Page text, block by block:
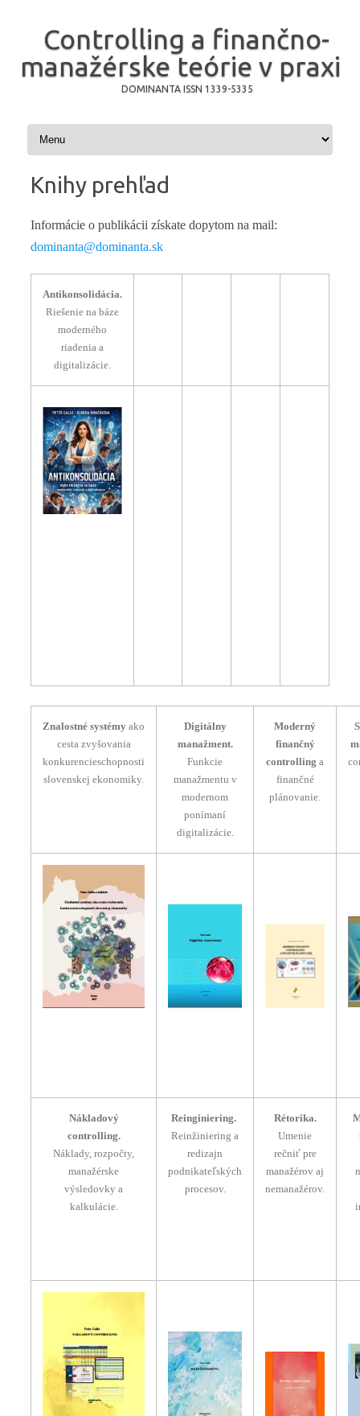
Controlling a finančno-
manažérske teórie v praxi
DOMINANTA ISSN 1339-5335
Preskočiť na obsah
Knihy prehľad
Informácie o publikácii získate dopytom na mail:
dominanta@dominanta.sk
Antikonsolidácia.
Riešenie na báze
moderného
riadenia a
digitalizácie.
Znalostné systémy ako
cesta zvyšovania
konkurencieschopnosti
slovenskej ekonomiky.
Digitálny
manažment.
Funkcie
manažmentu v
modernom
ponímaní
digitalizácie.
Moderný
finančný
controlling a
finančné
plánovanie.
Nákladový
controlling.
Náklady, rozpočty,
manažérske
výsledovky a
kalkulácie.
Reinginiering.
Reinžiniering a
redizajn
podnikateľských
procesov.
Rétorika.
Umenie
rečniť pre
manažérov aj
nemanažérov.